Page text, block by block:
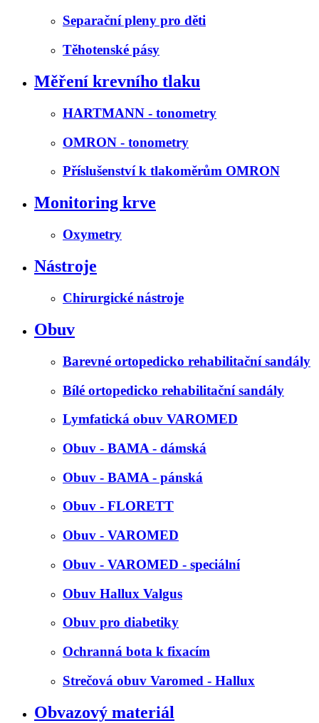
Separační pleny pro děti
Těhotenské pásy
Měření krevního tlaku
HARTMANN - tonometry
OMRON - tonometry
Příslušenství k tlakoměrům OMRON
Monitoring krve
Oxymetry
Nástroje
Chirurgické nástroje
Obuv
Barevné ortopedicko rehabilitační sandály
Bílé ortopedicko rehabilitační sandály
Lymfatická obuv VAROMED
Obuv - BAMA - dámská
Obuv - BAMA - pánská
Obuv - FLORETT
Obuv - VAROMED
Obuv - VAROMED - speciální
Obuv Hallux Valgus
Obuv pro diabetiky
Ochranná bota k fixacím
Strečová obuv Varomed - Hallux
Obvazový materiál